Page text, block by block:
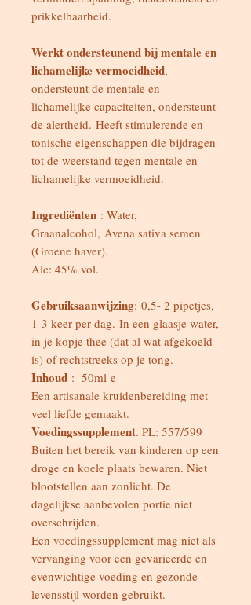
prikkelbaarheid.
Werkt ondersteunend bij mentale en
lichamelijke vermoeidheid,
ondersteunt de mentale en
lichamelijke capaciteiten, ondersteunt
de alertheid. Heeft stimulerende en
tonische eigenschappen die bijdragen
tot de weerstand tegen mentale en
lichamelijke vermoeidheid.
Ingrediënten : Water,
Graanalcohol, Avena sativa semen
(Groene haver).
Alc: 45% vol.
Gebruiksaanwijzing: 0,5- 2 pipetjes,
1-3 keer per dag. In een glaasje water,
in je kopje thee (dat al wat afgekoeld
is) of rechtstreeks op je tong.
Inhoud : 50ml e
Een artisanale kruidenbereiding met
veel liefde gemaakt.
Voedingssupplement. PL: 557/599
Buiten het bereik van kinderen op een
droge en koele plaats bewaren. Niet
blootstellen aan zonlicht. De
dagelijkse aanbevolen portie niet
overschrijden.
Een voedingssupplement mag niet als
vervanging voor een gevarieerde en
evenwichtige voeding en gezonde
levensstijl worden gebruikt.